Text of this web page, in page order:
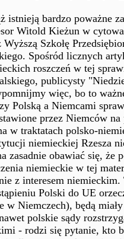
istnieją bardzo poważne
Witold Kieżun w
Wyższą Szkołę
Spośród licznych
roszczeń w tej
publicysty
więc, bo to
Polską a Niemcami
przez Niemców
w traktatach polsko-
niemieckiej Rzesza
zasadnie obawiać się,
niemieckie w tej
z interesem
Polski do UE
w Niemczech), będą
polskie sądy
- rodzi się pytanie, kto